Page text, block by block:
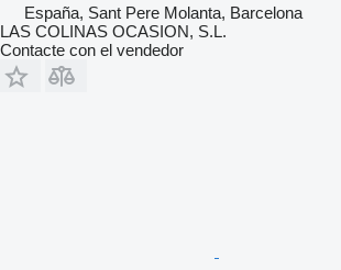
España, Sant Pere Molanta, Barcelona
LAS COLINAS OCASION, S.L.
Contacte con el vendedor